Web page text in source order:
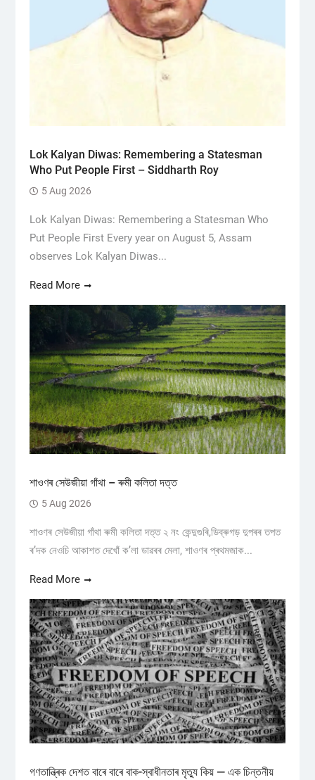
Lok Kalyan Diwas: Remembering a Statesman
Who Put People First – Siddharth Roy
5 Aug 2026
Lok Kalyan Diwas: Remembering a Statesman Who
Put People First Every year on August 5, Assam
observes Lok Kalyan Diwas...
Read More
শাওণৰ সেউজীয়া গাঁথা – ৰুমী কলিতা দত্ত
5 Aug 2026
শাওণৰ সেউজীয়া গাঁথা ৰুমী কলিতা দত্ত ২ নং কেন্দুগুৰি,ডিব্ৰুগড় ​দুপৰৰ তপত
ৰ’দক নেওচি আকাশত দেখোঁ ক’লা ডাৱৰৰ মেলা, শাওণৰ প্ৰথমজাক...
Read More
গণতান্ত্ৰিক দেশত বাৰে বাৰে বাক-স্বাধীনতাৰ মৃত্যু কিয় — এক চিন্তনীয়